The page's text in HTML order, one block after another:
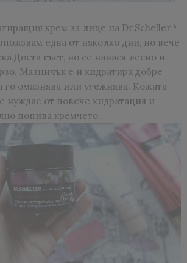
крем за лице на Dr.Scheller.*
едва от няколко дни, но вече
гъст, но се нанася лесно и
Мазничък е и хидратира добре
го омазнява или утежнява. Кожата
нуждае от повече хидратация и
попива кремчето.